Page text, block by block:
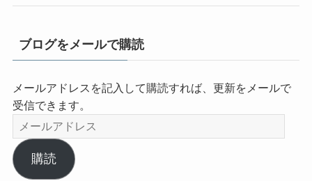
ブログをメールで購読
メールアドレスを記入して購読すれば、更新をメールで
受信できます。
メ
ー
ル
ア
購読